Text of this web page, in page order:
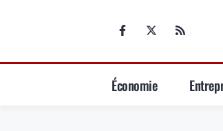
Économie